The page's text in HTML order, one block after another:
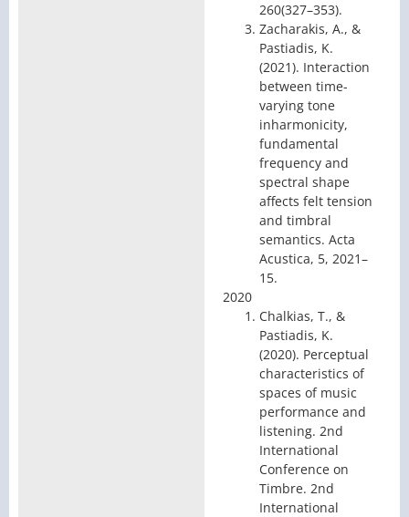
260(327–353).
Zacharakis, A., &
Pastiadis, K.
(2021). Interaction
between time-
varying tone
inharmonicity,
fundamental
frequency and
spectral shape
affects felt tension
and timbral
semantics. Acta
Acustica, 5, 2021–
15.
2020
Chalkias, T., &
Pastiadis, K.
(2020). Perceptual
characteristics of
spaces of music
performance and
listening. 2nd
International
Conference on
Timbre. 2nd
International